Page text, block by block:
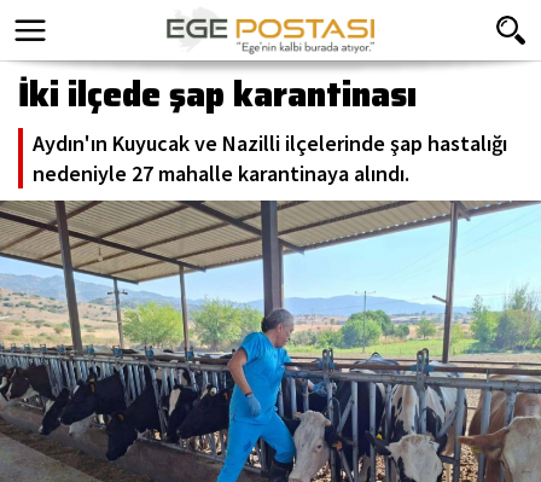
İki ilçede şap karantinası
Aydın'ın Kuyucak ve Nazilli ilçelerinde şap hastalığı
nedeniyle 27 mahalle karantinaya alındı.